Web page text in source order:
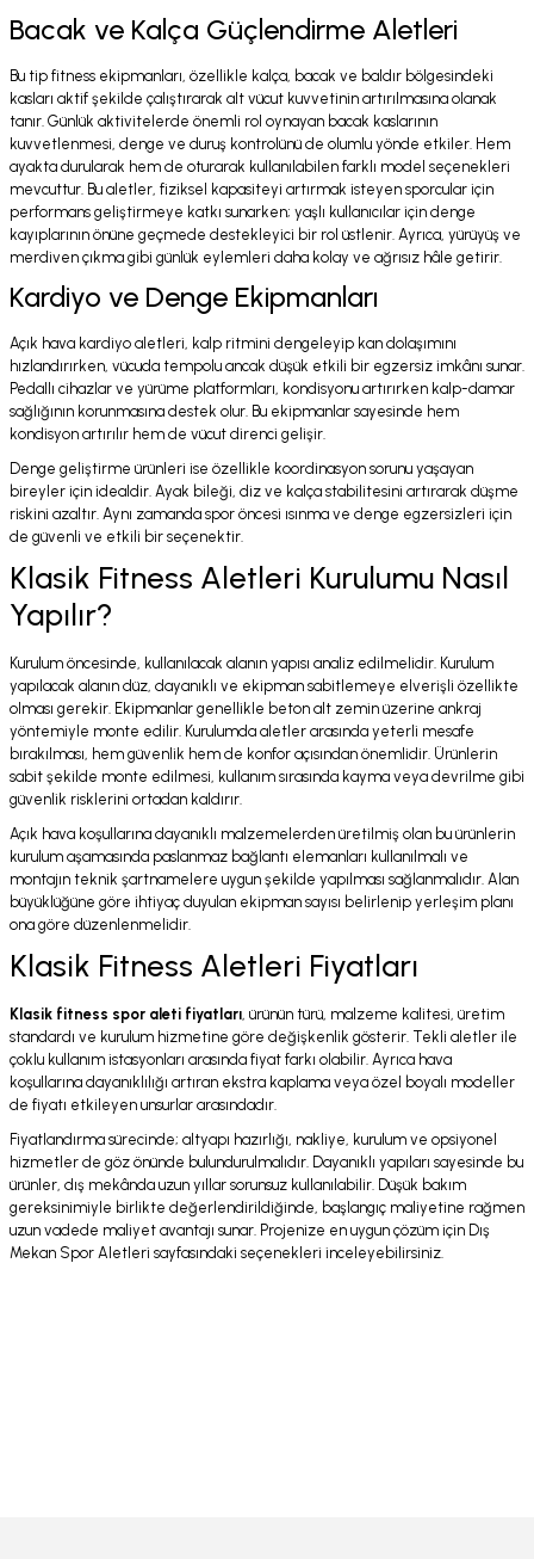
Bacak ve Kalça Güçlendirme Aletleri
Bu tip fitness ekipmanları, özellikle kalça, bacak ve baldır bölgesindeki
kasları aktif şekilde çalıştırarak alt vücut kuvvetinin artırılmasına olanak
tanır. Günlük aktivitelerde önemli rol oynayan bacak kaslarının
kuvvetlenmesi, denge ve duruş kontrolünü de olumlu yönde etkiler. Hem
ayakta durularak hem de oturarak kullanılabilen farklı model seçenekleri
mevcuttur. Bu aletler, fiziksel kapasiteyi artırmak isteyen sporcular için
performans geliştirmeye katkı sunarken; yaşlı kullanıcılar için denge
kayıplarının önüne geçmede destekleyici bir rol üstlenir. Ayrıca, yürüyüş ve
merdiven çıkma gibi günlük eylemleri daha kolay ve ağrısız hâle getirir.
Kardiyo ve Denge Ekipmanları
Açık hava kardiyo aletleri, kalp ritmini dengeleyip kan dolaşımını
hızlandırırken, vücuda tempolu ancak düşük etkili bir egzersiz imkânı sunar.
Pedallı cihazlar ve yürüme platformları, kondisyonu artırırken kalp-damar
sağlığının korunmasına destek olur. Bu ekipmanlar sayesinde hem
kondisyon artırılır hem de vücut direnci gelişir.
Denge geliştirme ürünleri ise özellikle koordinasyon sorunu yaşayan
bireyler için idealdir. Ayak bileği, diz ve kalça stabilitesini artırarak düşme
riskini azaltır. Aynı zamanda spor öncesi ısınma ve denge egzersizleri için
de güvenli ve etkili bir seçenektir.
Klasik Fitness Aletleri Kurulumu Nasıl
Yapılır?
Kurulum öncesinde, kullanılacak alanın yapısı analiz edilmelidir. Kurulum
yapılacak alanın düz, dayanıklı ve ekipman sabitlemeye elverişli özellikte
olması gerekir. Ekipmanlar genellikle beton alt zemin üzerine ankraj
yöntemiyle monte edilir. Kurulumda aletler arasında yeterli mesafe
bırakılması, hem güvenlik hem de konfor açısından önemlidir. Ürünlerin
sabit şekilde monte edilmesi, kullanım sırasında kayma veya devrilme gibi
güvenlik risklerini ortadan kaldırır.
Açık hava koşullarına dayanıklı malzemelerden üretilmiş olan bu ürünlerin
kurulum aşamasında paslanmaz bağlantı elemanları kullanılmalı ve
montajın teknik şartnamelere uygun şekilde yapılması sağlanmalıdır. Alan
büyüklüğüne göre ihtiyaç duyulan ekipman sayısı belirlenip yerleşim planı
ona göre düzenlenmelidir.
Klasik Fitness Aletleri Fiyatları
Klasik fitness spor aleti fiyatları, ürünün türü, malzeme kalitesi, üretim
standardı ve kurulum hizmetine göre değişkenlik gösterir. Tekli aletler ile
çoklu kullanım istasyonları arasında fiyat farkı olabilir. Ayrıca hava
koşullarına dayanıklılığı artıran ekstra kaplama veya özel boyalı modeller
de fiyatı etkileyen unsurlar arasındadır.
Fiyatlandırma sürecinde; altyapı hazırlığı, nakliye, kurulum ve opsiyonel
hizmetler de göz önünde bulundurulmalıdır. Dayanıklı yapıları sayesinde bu
ürünler, dış mekânda uzun yıllar sorunsuz kullanılabilir. Düşük bakım
gereksinimiyle birlikte değerlendirildiğinde, başlangıç maliyetine rağmen
uzun vadede maliyet avantajı sunar. Projenize en uygun çözüm için Dış
Mekan Spor Aletleri sayfasındaki seçenekleri inceleyebilirsiniz.